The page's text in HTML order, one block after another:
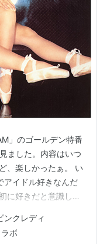
」のゴールデン特番
ました。内容はいつ
、楽しかったぁ。 い
アイドル好きなんだ
に好きだと意識した
て、エレクトーン
同世代の方は多い
ンクレディ
ボ